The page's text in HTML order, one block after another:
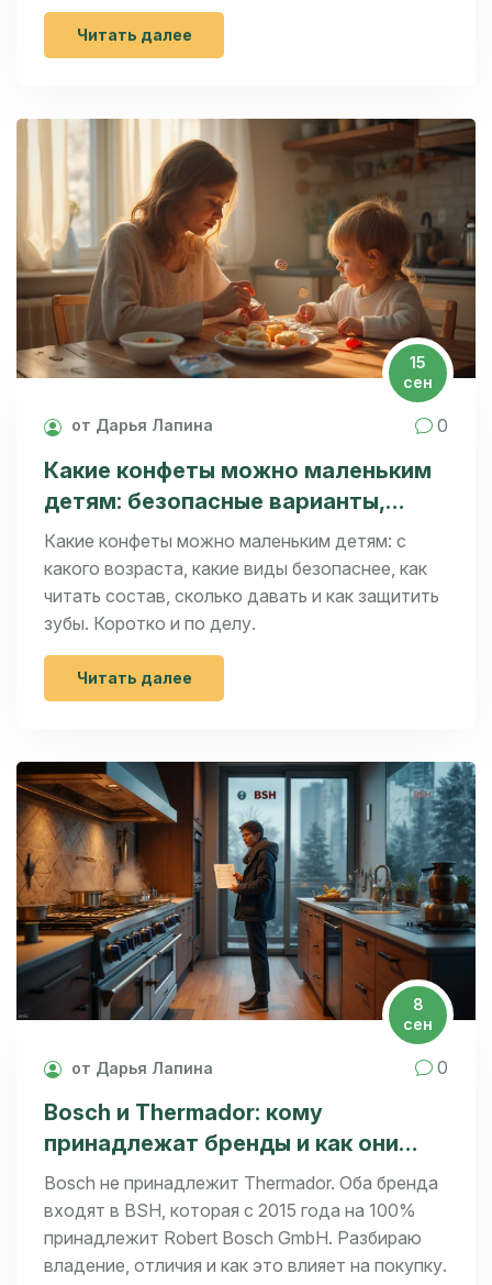
Читать далее
15
сен
от Дарья Лапина 0
Какие конфеты можно маленьким
детям: безопасные варианты,
возраст, порции и как выбрать
Какие конфеты можно маленьким детям: с
какого возраста, какие виды безопаснее, как
читать состав, сколько давать и как защитить
зубы. Коротко и по делу.
Читать далее
8
сен
от Дарья Лапина 0
Bosch и Thermador: кому
принадлежат бренды и как они
связаны в 2025
Bosch не принадлежит Thermador. Оба бренда
входят в BSH, которая с 2015 года на 100%
принадлежит Robert Bosch GmbH. Разбираю
владение, отличия и как это влияет на покупку.